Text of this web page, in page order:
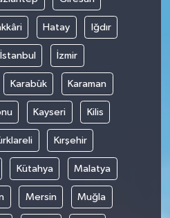
Hatay Iğdır
İstanbul İzmir
Karabük Karaman
Kayseri Kilis
Kırşehir
Kütahya Malatya
Mersin Muğla